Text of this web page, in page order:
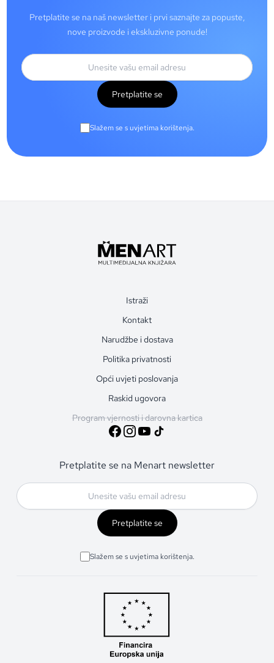
Pretplatite se na naš newsletter i prvi saznajte za popuste,
nove proizvode i ekskluzivne ponude!
Pretplatite se
Slažem se s uvjetima korištenja.
Istraži
Kontakt
Narudžbe i dostava
Politika privatnosti
Opći uvjeti poslovanja
Raskid ugovora
Program vjernosti i darovna kartica
Pretplatite se na Menart newsletter
Pretplatite se
Slažem se s uvjetima korištenja.